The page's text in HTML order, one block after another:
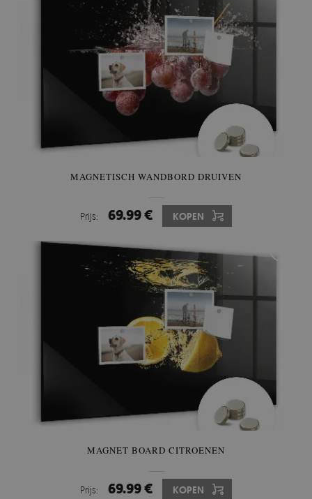
MAGNETISCH WANDBORD DRUIVEN
Prijs: 69.99 € KOPEN
MAGNET BOARD CITROENEN
Prijs: 69.99 € KOPEN